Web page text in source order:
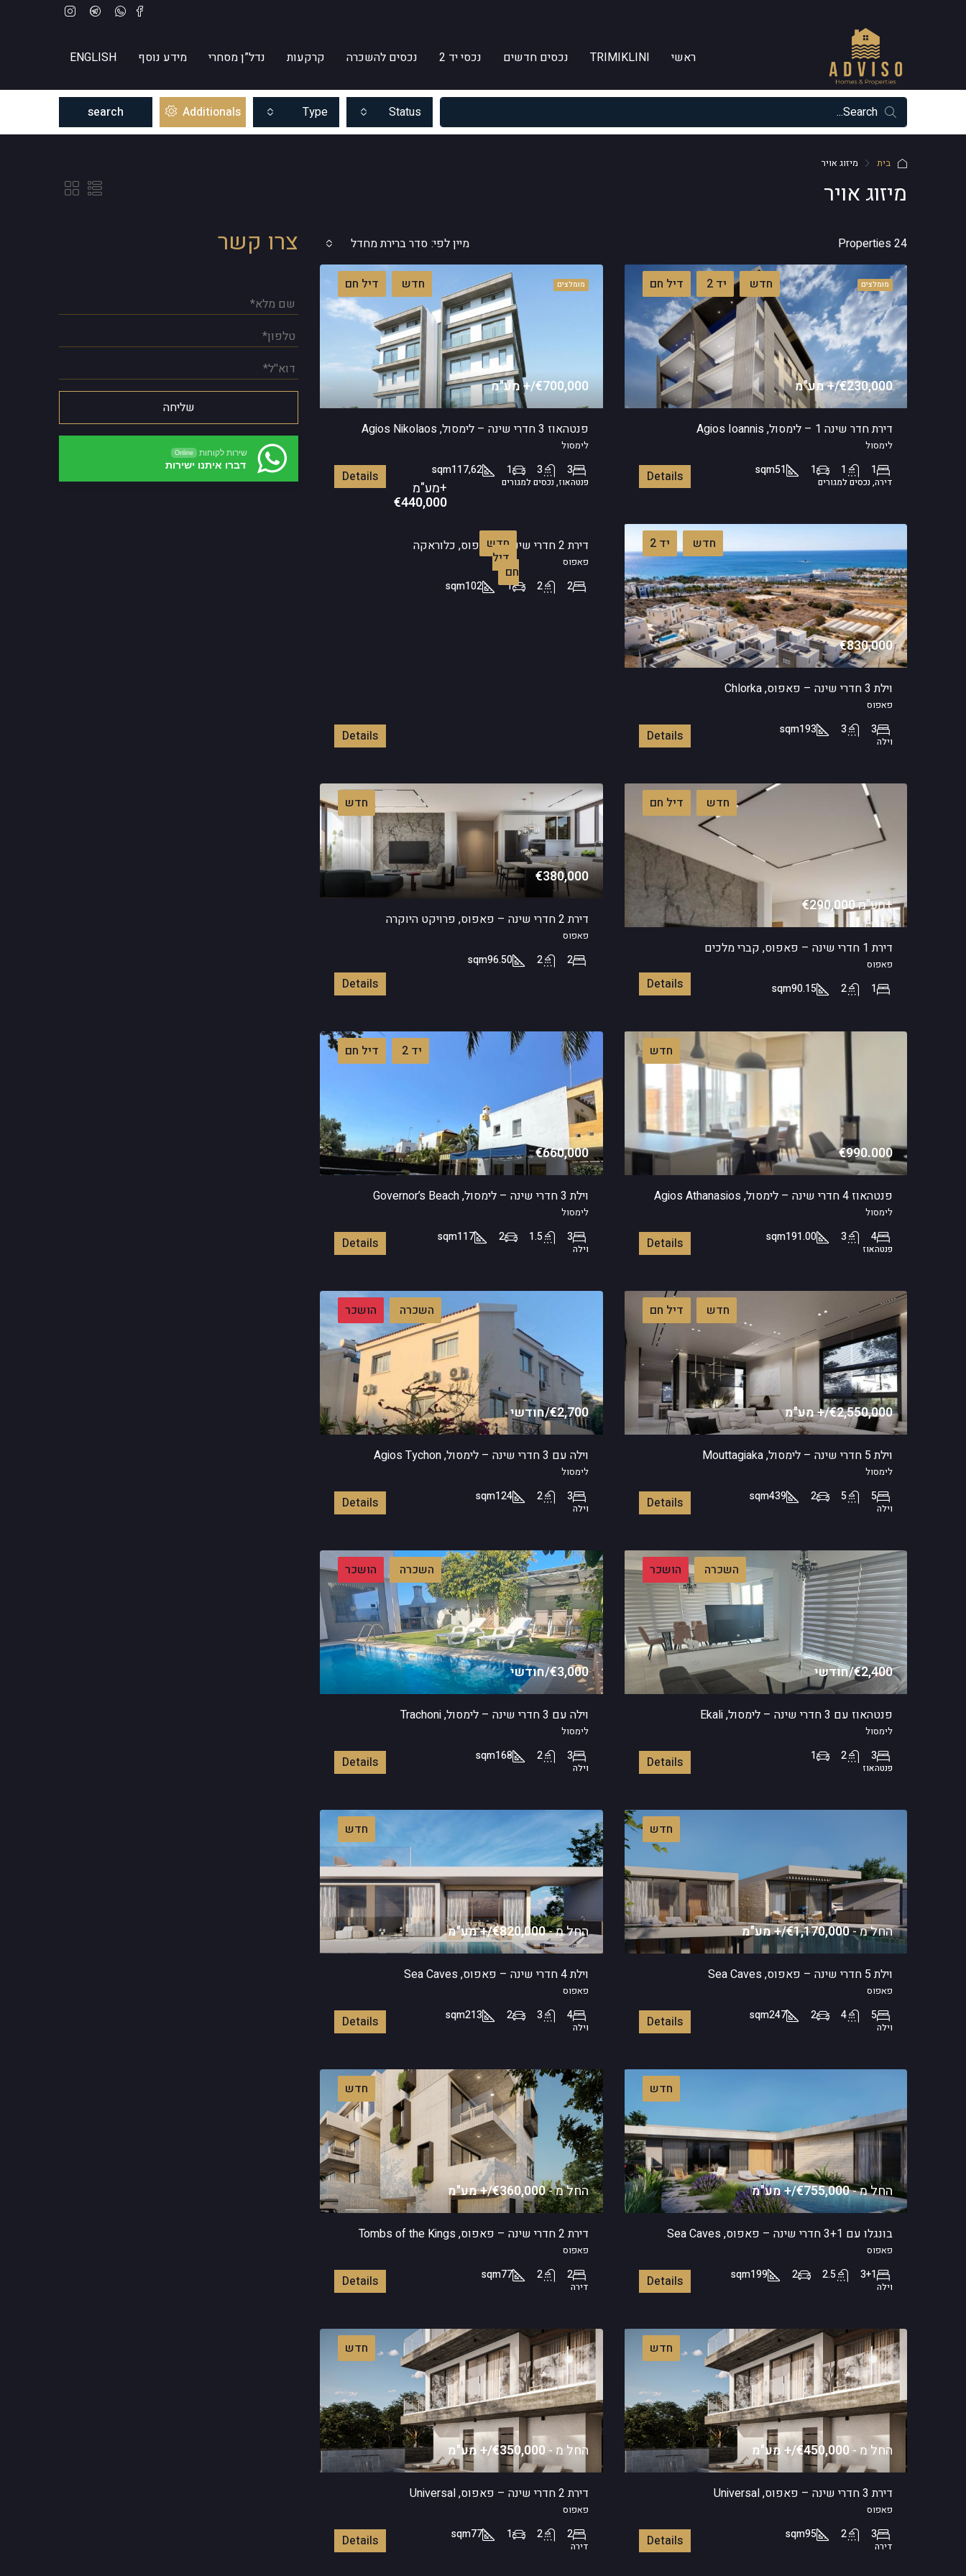
ראשי TRIMIKLINI נכסים חדשים נכסי יד 2 נכסים להשכרה קרקעות נדל”ן מסחרי מידע נוסף ENGLISH
Status
Type
Additionals
search
בית מיזוג אויר
מיזוג אויר
24 Properties מיין לפי: סדר ברירת מחדל
מומלצים חדש יד 2 דיל חם
€230,000/+ מע"מ
דירת חדר שינה 1 – לימסול, Agios Ioannis
לימסול
1
1
1
51
sqm
דירה, נכסים למגורים Details
מומלצים חדש דיל חם
€700,000/+ מע"מ
פנטהאוז 3 חדרי שינה – לימסול, Agios Nikolaos
לימסול
3
3
1
117,62
sqm
פנטהאוז, נכסים למגורים Details
חדש יד 2
€830,000
וילת 3 חדרי שינה – פאפוס, Chlorka
פאפוס
3
3
193
sqm
וילה Details
חדש
דיל
חם
+מע"מ
€440,000
דירת 2 חדרי שינה – פאפוס, כלוראקה
פאפוס
2
2
1
102
sqm
Details
חדש דיל חם
+מע"מ€290,000
דירת 1 חדרי שינה – פאפוס, קברי מלכים
פאפוס
1
2
90.15
sqm
Details
חדש
€380,000
דירת 2 חדרי שינה – פאפוס, פרויקט היוקרה
פאפוס
2
2
96.50
sqm
Details
חדש
€990.000
פנטהאוז 4 חדרי שינה – לימסול, Agios Athanasios
לימסול
4
3
191.00
sqm
פנטהאוז Details
יד 2 דיל חם
€660,000
וילת 3 חדרי שינה – לימסול, Governor’s Beach
לימסול
3
1.5
2
117
sqm
וילה Details
חדש דיל חם
€2,550,000/+ מע"מ
וילת 5 חדרי שינה – לימסול, Mouttagiaka
לימסול
5
5
2
439
sqm
וילה Details
השכרה הושכר
€2,700/חודשי
וילה עם 3 חדרי שינה – לימסול, Agios Tychon
לימסול
3
2
124
sqm
וילה Details
השכרה הושכר
€2,400/חודשי
פנטהאוז עם 3 חדרי שינה – לימסול, Ekali
לימסול
3
2
1
פנטהאוז Details
השכרה הושכר
€3,000/חודשי
וילה עם 3 חדרי שינה – לימסול, Trachoni
לימסול
3
2
168
sqm
וילה Details
חדש
החל מ -€1,170,000/+ מע"מ
וילת 5 חדרי שינה – פאפוס, Sea Caves
פאפוס
5
4
2
247
sqm
וילה Details
חדש
החל מ -€820,000/+ מע"מ
וילת 4 חדרי שינה – פאפוס, Sea Caves
פאפוס
4
3
2
213
sqm
וילה Details
חדש
החל מ -€755,000/+ מע"מ
בונגלו עם 3+1 חדרי שינה – פאפוס, Sea Caves
פאפוס
3+1
2.5
2
199
sqm
וילה Details
חדש
החל מ -€360,000/+ מע"מ
דירת 2 חדרי שינה – פאפוס, Tombs of the Kings
פאפוס
2
2
77
sqm
דירה Details
חדש
החל מ -€450,000/+ מע"מ
דירת 3 חדרי שינה – פאפוס, Universal
פאפוס
3
2
95
sqm
דירה Details
חדש
החל מ -€350,000/+ מע"מ
דירת 2 חדרי שינה – פאפוס, Universal
פאפוס
2
2
1
77
sqm
דירה Details
צרו קשר
שירות לקוחות Online
דברו איתנו ישירות